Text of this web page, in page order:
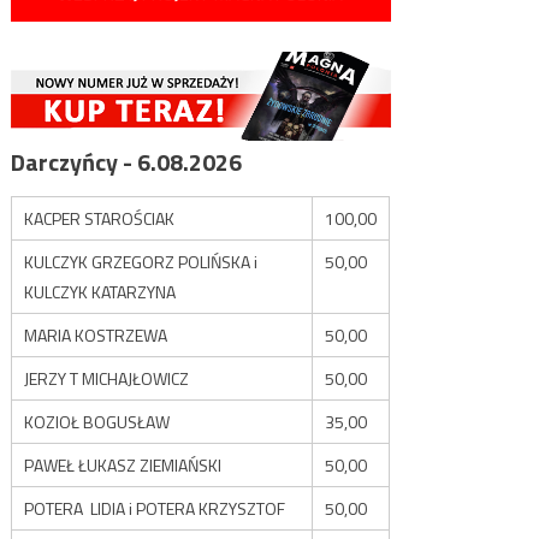
Darczyńcy - 6.08.2026
KACPER STAROŚCIAK
100,00
KULCZYK GRZEGORZ POLIŃSKA i
KULCZYK KATARZYNA
50,00
MARIA KOSTRZEWA
50,00
JERZY T MICHAJŁOWICZ
50,00
KOZIOŁ BOGUSŁAW
35,00
PAWEŁ ŁUKASZ ZIEMIAŃSKI
50,00
POTERA LIDIA i POTERA KRZYSZTOF
50,00